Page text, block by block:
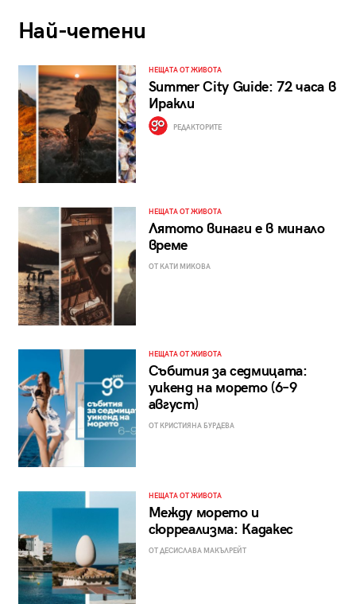
Най-четени
НЕЩАТА ОТ ЖИВОТА
Summer City Guide: 72 часа в
Иракли
РЕДАКТОРИТЕ
НЕЩАТА ОТ ЖИВОТА
Лятото винаги е в минало
време
ОТ КАТИ МИКОВА
НЕЩАТА ОТ ЖИВОТА
Събития за седмицата:
уикенд на морето (6–9
август)
ОТ КРИСТИЯНА БУРДЕВА
НЕЩАТА ОТ ЖИВОТА
Между морето и
сюрреализма: Кадакес
ОТ ДЕСИСЛАВА МАКЪЛРЕЙТ